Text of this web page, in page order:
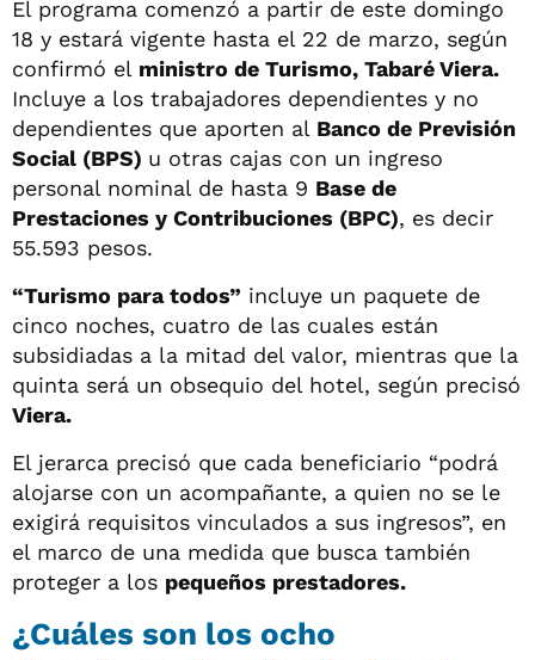
El programa comenzó a partir de este domingo
18 y estará vigente hasta el 22 de marzo, según
confirmó el ministro de Turismo, Tabaré Viera.
Incluye a los trabajadores dependientes y no
dependientes que aporten al Banco de Previsión
Social (BPS) u otras cajas con un ingreso
personal nominal de hasta 9 Base de
Prestaciones y Contribuciones (BPC), es decir
55.593 pesos.
“Turismo para todos” incluye un paquete de
cinco noches, cuatro de las cuales están
subsidiadas a la mitad del valor, mientras que la
quinta será un obsequio del hotel, según precisó
Viera.
El jerarca precisó que cada beneficiario “podrá
alojarse con un acompañante, a quien no se le
exigirá requisitos vinculados a sus ingresos”, en
el marco de una medida que busca también
proteger a los pequeños prestadores.
¿Cuáles son los ocho